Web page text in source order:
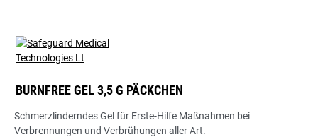
BURNFREE GEL 3,5 G PÄCKCHEN
Schmerzlinderndes Gel für Erste-Hilfe Maßnahmen bei
Verbrennungen und Verbrühungen aller Art.